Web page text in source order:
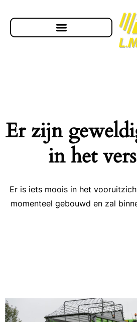
Er zijn
in het
Er is iets moois in het
momenteel gebouwd en zal